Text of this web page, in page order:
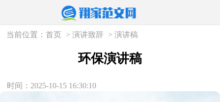
当前位置：首页 >演讲致辞 >演讲稿
环保演讲稿
时间：2025-10-15 16:30:10